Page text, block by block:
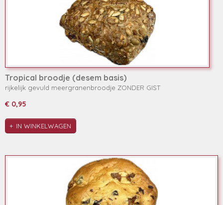
Tropical broodje (desem basis)
rijkelijk gevuld meergranenbroodje ZONDER GIST
€ 0,95
IN WINKELWAGEN